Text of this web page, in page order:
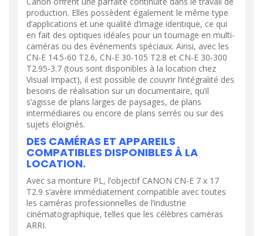
production. Elles possèdent également le même type
d’applications et une qualité d’image identique, ce qui
en fait des optiques idéales pour un tournage en multi-
caméras ou des événements spéciaux. Ainsi, avec les
CN-E 14.5-60 T2.6, CN-E 30-105 T2.8 et CN-E 30-300
T2.95-3.7 (tous sont disponibles à la location chez
Visual Impact), il est possible de couvrir l’intégralité des
besoins de réalisation sur un documentaire, qu’il
s’agisse de plans larges de paysages, de plans
intermédiaires ou encore de plans serrés ou sur des
sujets éloignés.
DES CAMÉRAS ET APPAREILS
COMPATIBLES DISPONIBLES À LA
LOCATION.
Avec sa monture PL, l’objectif CANON CN-E 7 x 17
T2.9 s’avère immédiatement compatible avec toutes
les caméras professionnelles de l’industrie
cinématographique, telles que les célèbres caméras
ARRI.